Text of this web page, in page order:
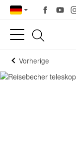
Vorherige